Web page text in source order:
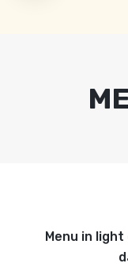
Menu in